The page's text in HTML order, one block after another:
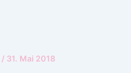
/ 31. Mai 2018